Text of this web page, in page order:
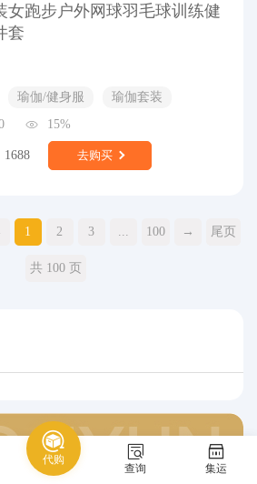
代购
查询 集运
女跑步户外网球羽毛球训练健
套
瑜伽/健身服
瑜伽套装
15%
1688 去购买
1 2 3 100 → 尾页
共 100 页